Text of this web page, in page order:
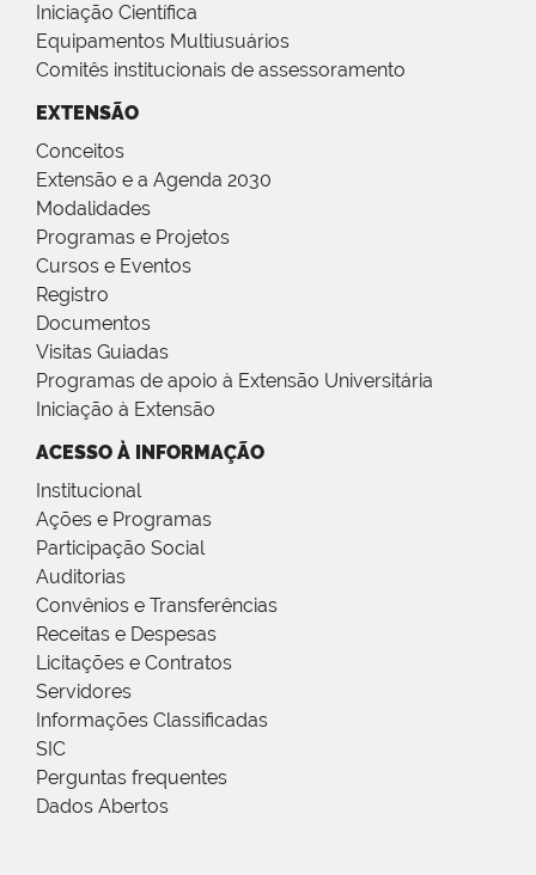
Iniciação Científica
Equipamentos Multiusuários
Comitês institucionais de assessoramento
EXTENSÃO
Conceitos
Extensão e a Agenda 2030
Modalidades
Programas e Projetos
Cursos e Eventos
Registro
Documentos
Visitas Guiadas
Programas de apoio à Extensão Universitária
Iniciação à Extensão
ACESSO À INFORMAÇÃO
Institucional
Ações e Programas
Participação Social
Auditorias
Convênios e Transferências
Receitas e Despesas
Licitações e Contratos
Servidores
Informações Classificadas
SIC
Perguntas frequentes
Dados Abertos